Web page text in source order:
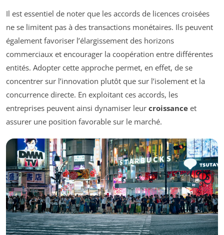
Il est essentiel de noter que les accords de licences croisées
ne se limitent pas à des transactions monétaires. Ils peuvent
également favoriser l’élargissement des horizons
commerciaux et encourager la coopération entre différentes
entités. Adopter cette approche permet, en effet, de se
concentrer sur l’innovation plutôt que sur l’isolement et la
concurrence directe. En exploitant ces accords, les
entreprises peuvent ainsi dynamiser leur croissance et
assurer une position favorable sur le marché.